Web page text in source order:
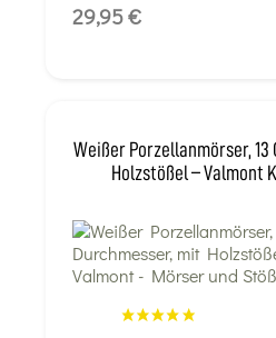
29,95 €
Weißer Porzellanmörser, 13
Holzstößel – Valmont